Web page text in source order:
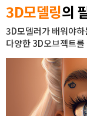
자격증과정
커뮤니티
취업지원센터
3D모델링의
3D모델러가 배워야
다양한 3D오브젝트